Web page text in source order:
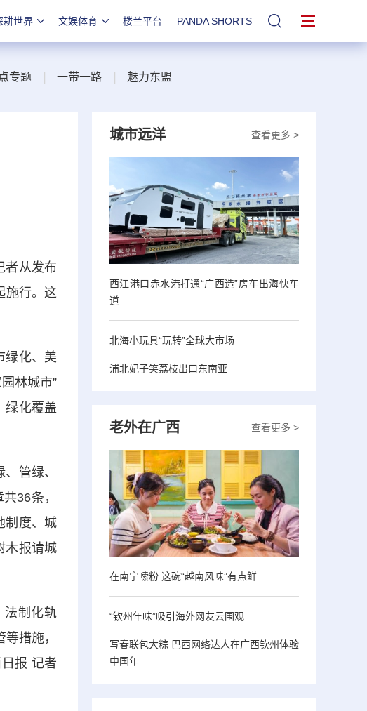
耕世界 文娱体育 楼兰平台 PANDA SHORTS 站内搜索
专题 一带一路 魅力东盟
从发布
施行。这
化、美
林城市”
绿化覆盖
管绿、
36条，
制度、城
木报请城
制化轨
措施，
报 记者
查看更多 >
城市远洋
西江港口赤水港打通“广西造”房车出海快车
道
北海小玩具“玩转”全球大市场
浦北妃子笑荔枝出口东南亚
查看更多 >
老外在广西
在南宁嗦粉 这碗“越南风味”有点鲜
“钦州年味”吸引海外网友云围观
写春联包大粽 巴西网络达人在广西钦州体验
中国年